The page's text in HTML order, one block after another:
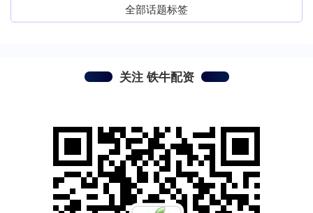
全部话题标签
关注 铁牛配资